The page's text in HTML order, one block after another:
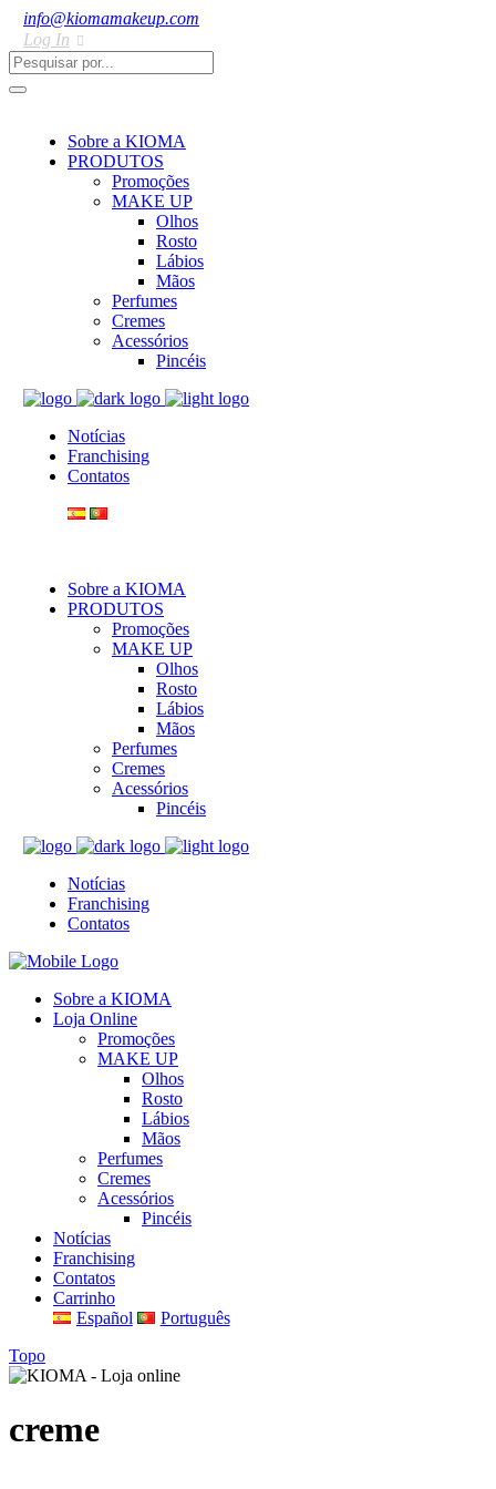
info@kiomamakeup.com
Log In
Sobre a KIOMA
PRODUTOS
Promoções
MAKE UP
Olhos
Rosto
Lábios
Mãos
Perfumes
Cremes
Acessórios
Pincéis
Notícias
Franchising
Contatos
Sobre a KIOMA
PRODUTOS
Promoções
MAKE UP
Olhos
Rosto
Lábios
Mãos
Perfumes
Cremes
Acessórios
Pincéis
Notícias
Franchising
Contatos
Sobre a KIOMA
Loja Online
Promoções
MAKE UP
Olhos
Rosto
Lábios
Mãos
Perfumes
Cremes
Acessórios
Pincéis
Notícias
Franchising
Contatos
Carrinho
Español
Português
Topo
creme